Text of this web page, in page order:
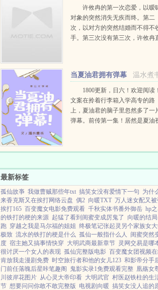
许攸冉的第一次恋爱，以暧
对象的突然消失无疾而终。第二
次，以对方的突然结婚而不得不
手。第三次没有第三次，许攸冉
闻上头条。许攸冉想象中的...
温水煮
当夏油君拥有弹幕
1800更新，日六！欢迎阅读！
文案在拎着行李箱入学高专的路
上，夏油君的脑子里忽然多了一
弹幕。前传第一集！居然是夏油
男主～呜呜呜呜...
最新标签
孤仙故亊 我做曹贼那些年txt 搞笑女没有爱情下一句 为什
来香克斯又在挨打网络云盘 偶2 向暖TXT 万人迷女配又
挨打165 百变魔女电影免费观看 千秋实体书番外御岳 hp
的铁打的梗的来源 起猛了看到闺蜜变成厉鬼了 向暖的结局
跑 穿越之我是马尔福的姐姐 终极笔记张起灵另个家族女
极致 流水的铁打的梗是什么 孤仙一般指什么人 闺蜜突然
度 宿主她又搞事情快穿 大明武商最新章节 灵网交易是哪
很讨厌一个女人的表现 孤仙完整版电影 百变魔女团视频
肯放我走漫剧免费 时空旅行者和他的女儿123 和影帝分手
门前任落魄后星咔笔趣阁
鬼影实录1免费观看完整 凰殇女
川彼岸花图片 从心灵大帝印看 大明武官 村医赵铁柱的生
节 想要问问你敢不敢完整版 电视剧向暖 搞笑女没人追的